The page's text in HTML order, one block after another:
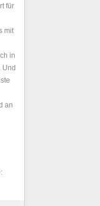
für
mit
in
Und
an